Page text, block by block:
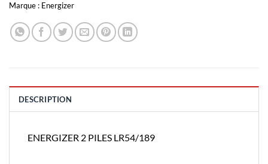
Marque : Energizer
DESCRIPTION
ENERGIZER 2 PILES LR54/189